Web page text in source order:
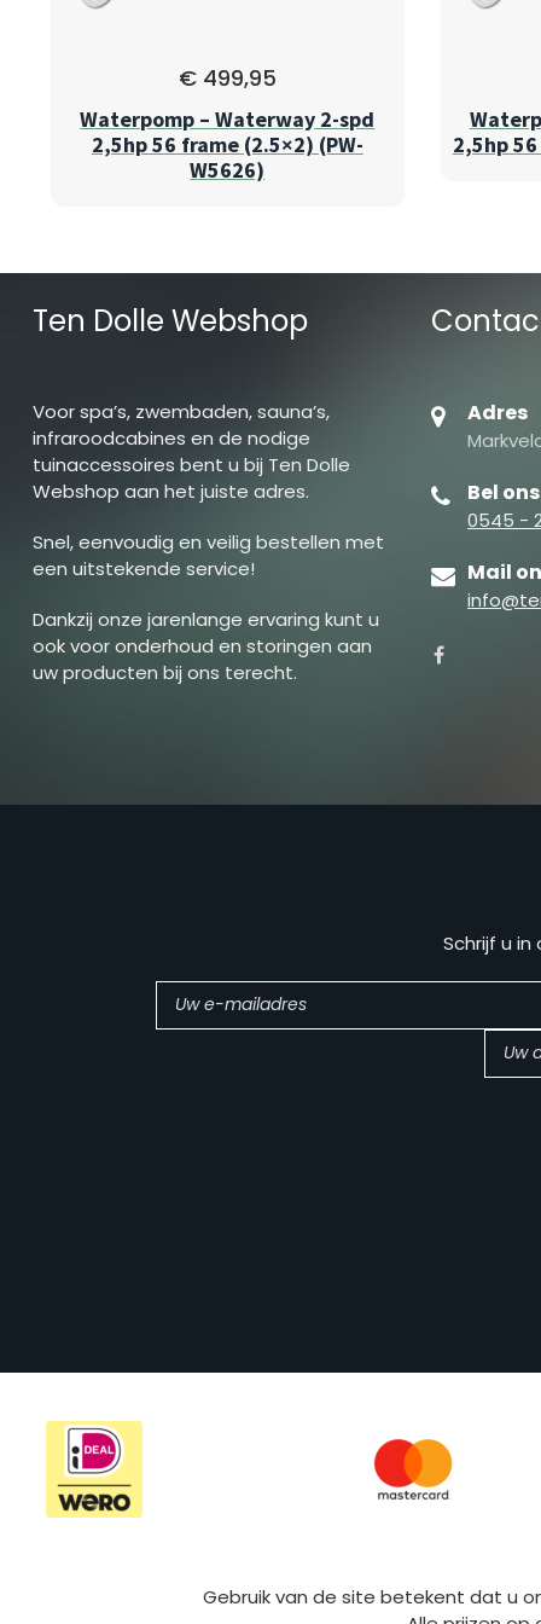
€499,95
Waterpomp – Waterway 2-spd
2,5hp 56 frame (2.5×2) (PW-
W5626)
2,5hp
Ten Dolle Webshop
Voor spa’s, zwembaden, sauna’s,
infraroodcabines en de nodige
tuinaccessoires bent u bij Ten Dolle
Webshop aan het juiste adres.
Snel, eenvoudig en veilig bestellen met
een uitstekende service!
Dankzij onze jarenlange ervaring kunt u
ook voor onderhoud en storingen aan
uw producten bij ons terecht.
Adres
Bel ons
0545 -
Mail
Schrijf u
Gebruik van de site betekent dat u